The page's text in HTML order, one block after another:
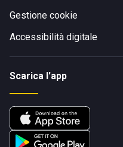
Gestione cookie
Accessibilità digitale
Scarica l'app